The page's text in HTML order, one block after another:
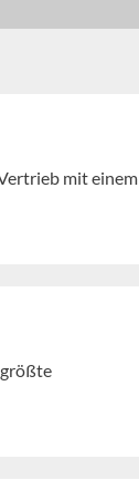
mit einem